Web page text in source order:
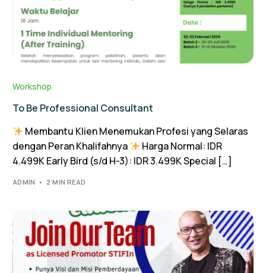
Workshop
To Be Professional Consultant
Membantu Klien Menemukan Profesi yang Selaras
dengan Peran Khalifahnya
Harga Normal: IDR
4.499K Early Bird (s/d H-3): IDR 3.499K Special […]
ADMIN 2 MIN READ